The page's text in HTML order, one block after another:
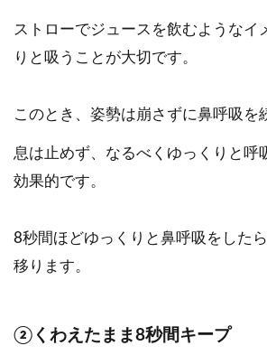
ストローでジュースを飲むようなイ
りと吸うことが大切です。
このとき、姿勢は崩さずに鼻呼吸を
息は止めず、なるべくゆっくりと呼
効果的です。
8秒間ほどゆっくりと鼻呼吸をした
移ります。
②くわえたまま8秒間キープ